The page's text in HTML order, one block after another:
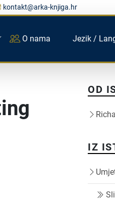
kontakt@arka-knjiga.hr
O nama Jezik /
OD
IZ